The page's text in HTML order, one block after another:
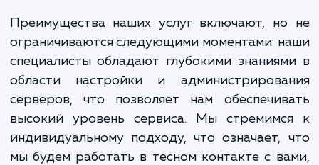
предлагаем вам воспользоваться
знаниями наших профессионалов,
обеспечить стабильную и эффективную
вашего сервера.
Преимущества наших услуг включают,
ограничиваются следующими моментами: